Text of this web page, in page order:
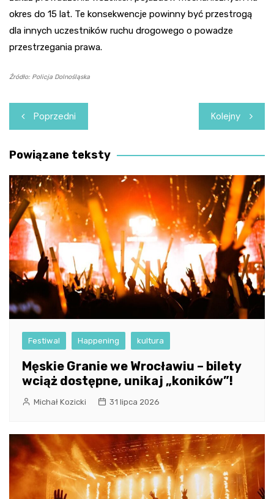
okres do 15 lat. Te konsekwencje powinny być przestrogą
dla innych uczestników ruchu drogowego o powadze
przestrzegania prawa.
Źródło: Policja Dolnośląska
Nawigacja
wpisu
Poprzedni Kolejny
Powiązane teksty
Festiwal Happening kultura
Męskie Granie we Wrocławiu – bilety
wciąż dostępne, unikaj „koników”!
Michał Kozicki 31 lipca 2026